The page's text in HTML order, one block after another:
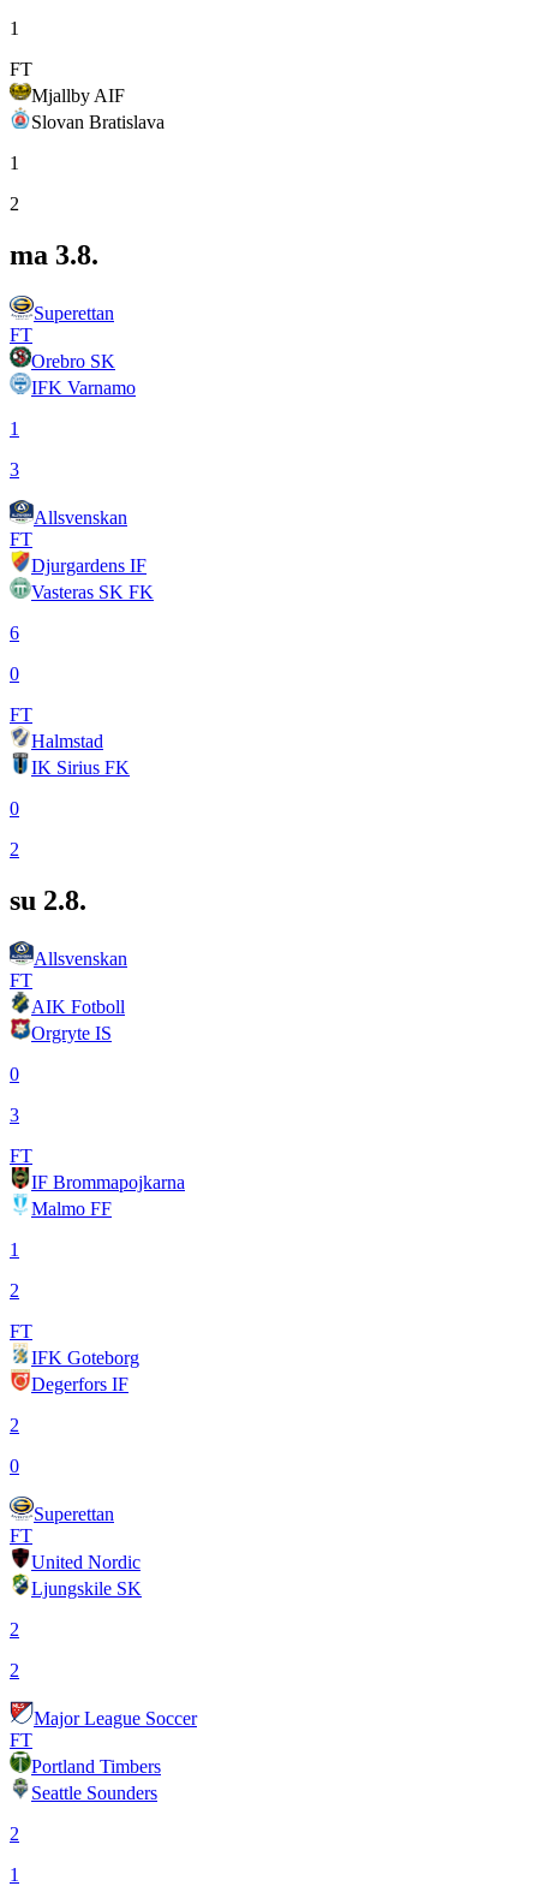
1
FT
Mjallby AIF
Slovan Bratislava
1
2
ma 3.8.
Superettan
FT
Orebro SK
IFK Varnamo
1
3
Allsvenskan
FT
Djurgardens IF
Vasteras SK FK
6
0
FT
Halmstad
IK Sirius FK
0
2
su 2.8.
Allsvenskan
FT
AIK Fotboll
Orgryte IS
0
3
FT
IF Brommapojkarna
Malmo FF
1
2
FT
IFK Goteborg
Degerfors IF
2
0
Superettan
FT
United Nordic
Ljungskile SK
2
2
Major League Soccer
FT
Portland Timbers
Seattle Sounders
2
1